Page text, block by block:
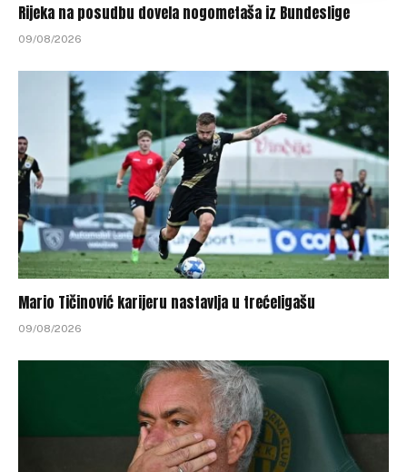
Rijeka na posudbu dovela nogometaša iz Bundeslige
09/08/2026
Mario Tičinović karijeru nastavlja u trećeligašu
09/08/2026